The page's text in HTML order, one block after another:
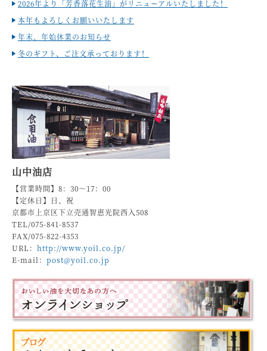
2026年より「芳香落花生油」がリニューアルいたしました！
本年もよろしくお願いいたします
年末、年始休業のお知らせ
冬のギフト、ご注文承っております！
山中油店
【営業時間】8：30～17：00
【定休日】日、祝
京都市上京区下立売通智恵光院西入508
TEL/075-841-8537
FAX/075-822-4353
URL： http://www.yoil.co.jp/
E-mail： post@yoil.co.jp